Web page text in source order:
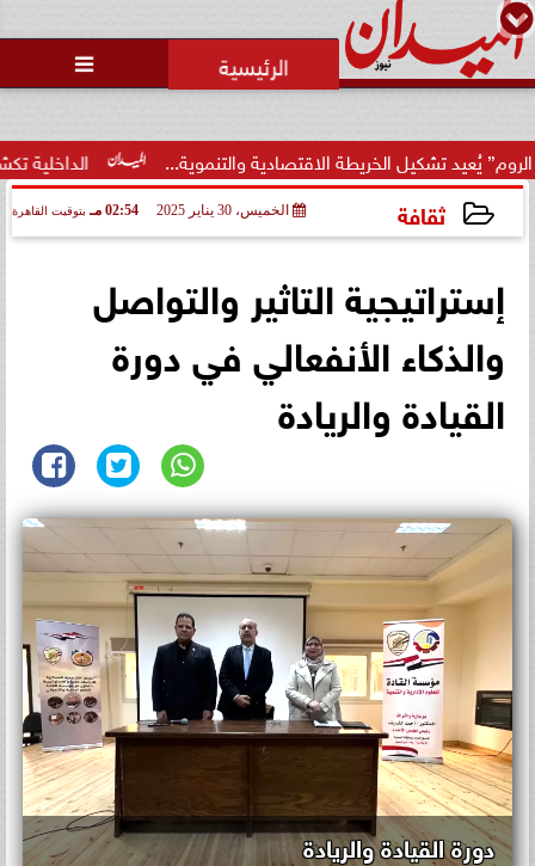

الداخلية تكشف تفاصيل الاقتصادية والتنموية...
ثقافة الخميس، 30 يناير 2025 02:54 مـ بتوقيت القاهرة
إستراتيجية التاثير والتواصل
والذكاء الأنفعالي في دورة
القيادة والريادة
دورة القيادة والريادة